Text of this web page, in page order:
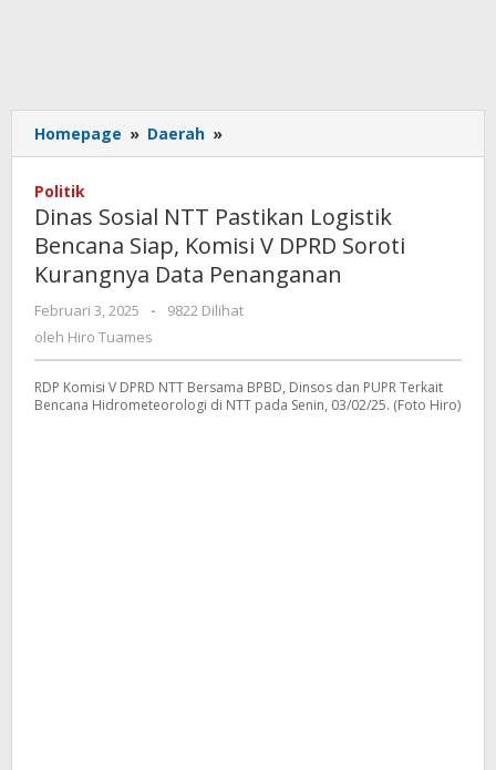
Homepage » Daerah »
Sosial
Logistik
Bencana
Siap,
V
Soroti
Kurangnya
Data
Politik
Dinas Sosial NTT Pastikan Logistik
Bencana Siap, Komisi V DPRD Soroti
Kurangnya Data Penanganan
Februari 3, 2025
oleh
-
9822 Dilihat
oleh Hiro Tuames
RDP Komisi V DPRD NTT Bersama BPBD, Dinsos dan PUPR Terkait
Bencana Hidrometeorologi di NTT pada Senin, 03/02/25. (Foto Hiro)